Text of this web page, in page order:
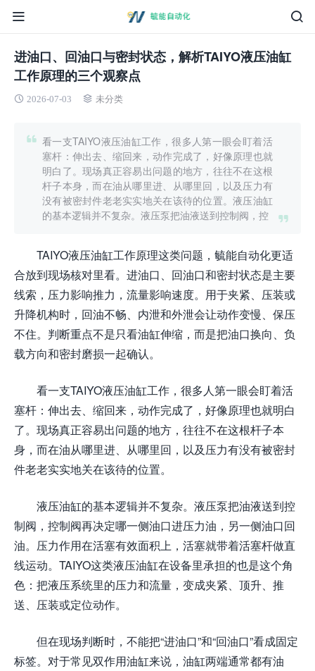
进油口、回油口与密封状态，解析TAIYO液压油缸
工作原理的三个观察点
2026-07-03 未分类
看一支TAIYO液压油缸工作，很多人第一眼会盯着活
塞杆：伸出去、缩回来，动作完成了，好像原理也就
明白了。现场真正容易出问题的地方，往往不在这根
杆子本身，而在油从哪里进、从哪里回，以及压力有
没有被密封件老老实实地关在该待的位置。液压油缸
的基本逻辑并不复杂。液压泵把油液送到控制阀，控
TAIYO液压油缸工作原理这类问题，毓能自动化更适
合放到现场核对里看。进油口、回油口和密封状态是主要
线索，压力影响推力，流量影响速度。用于夹紧、压装或
升降机构时，回油不畅、内泄和外泄会让动作变慢、保压
不住。判断重点不是只看油缸伸缩，而是把油口换向、负
载方向和密封磨损一起确认。
看一支TAIYO液压油缸工作，很多人第一眼会盯着活
塞杆：伸出去、缩回来，动作完成了，好像原理也就明白
了。现场真正容易出问题的地方，往往不在这根杆子本
身，而在油从哪里进、从哪里回，以及压力有没有被密封
件老老实实地关在该待的位置。
液压油缸的基本逻辑并不复杂。液压泵把油液送到控
制阀，控制阀再决定哪一侧油口进压力油，另一侧油口回
油。压力作用在活塞有效面积上，活塞就带着活塞杆做直
线运动。TAIYO这类液压油缸在设备里承担的也是这个角
色：把液压系统里的压力和流量，变成夹紧、顶升、推
送、压装或定位动作。
但在现场判断时，不能把“进油口”和“回油口”看成固定
标签。对于常见双作用油缸来说，油缸两端通常都有油